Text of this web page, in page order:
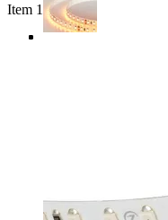
Item 1 of 4